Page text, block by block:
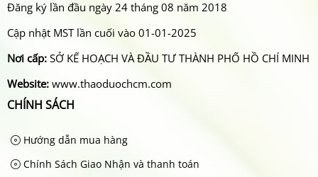
Đăng ký lần đầu ngày 24 tháng 08 năm 2018
Cập nhật MST lần cuối vào 01-01-2025
Nơi cấp: SỞ KẾ HOẠCH VÀ ĐẦU TƯ THÀNH PHỐ HỒ CHÍ MINH
Website: www.thaoduochcm.com
CHÍNH SÁCH
Hướng dẫn mua hàng
Chính Sách Giao Nhận và thanh toán